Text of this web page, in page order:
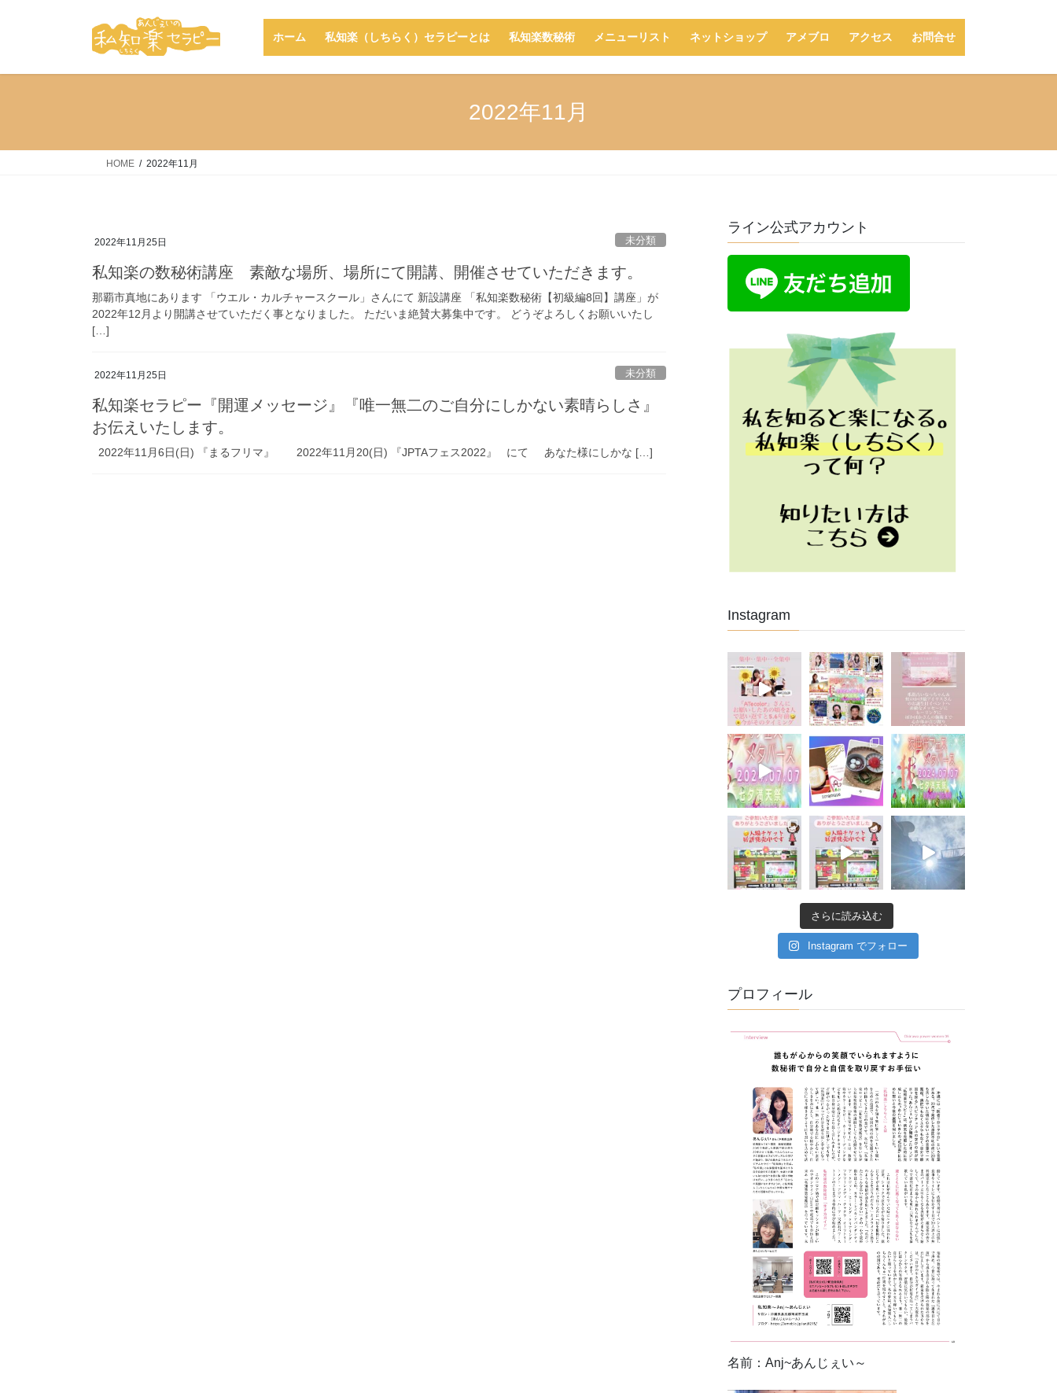
ホーム 私知楽（しちらく）セラピーとは 私知楽数秘術 メニューリスト ネットショップ アメブロ アクセス お問合せ
2022年11月
HOME 2022年11月
2022年11月25日 未分類
私知楽の数秘術講座 素敵な場所、場所にて開講、開催させていただきます。
那覇市真地にあります 「ウエル・カルチャースクール」さんにて 新設講座 「私知楽数秘術【初級編8回】講座」が
2022年12月より開講させていただく事となりました。 ただいま絶賛大募集中です。 どうぞよろしくお願いいたし
[…]
2022年11月25日 未分類
私知楽セラピー『開運メッセージ』『唯一無二のご自分にしかない素晴らしさ』
お伝えいたします。
2022年11月6日(日) 『まるフリマ』 2022年11月20(日) 『JPTAフェス2022』 にて あなた様にしかな […]
ライン公式アカウント
Instagram
さらに読み込む
Instagram でフォロー
プロフィール
名前：Anj~あんじぇい～